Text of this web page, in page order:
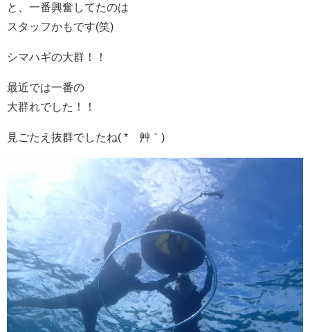
と、一番興奮してたのは
スタッフかもです(笑)
シマハギの大群！！
最近では一番の
大群れでした！！
見ごたえ抜群でしたね( *´艸｀)